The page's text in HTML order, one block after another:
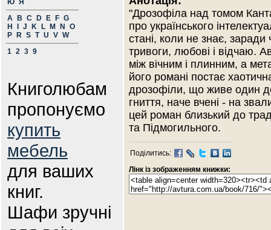
Ю Я
A
B C D E F G
H
J K L M N
O
P
R S T U V W
1 2 3 9
Книголюбам
пропонуємо
купить
мебель
для ваших
книг.
Шафи зручні
"Дрозофіла над томом
про українського
стані, коли не знає, заради
тривоги, любові і відчаю.
між вічним і плинним, а
його романі постає
дрозофіли, що живе один
гниття, наче вчені - на
цей роман близький до
та Підмогильного.
Поділитись:
Лінк із зображенням книжки: